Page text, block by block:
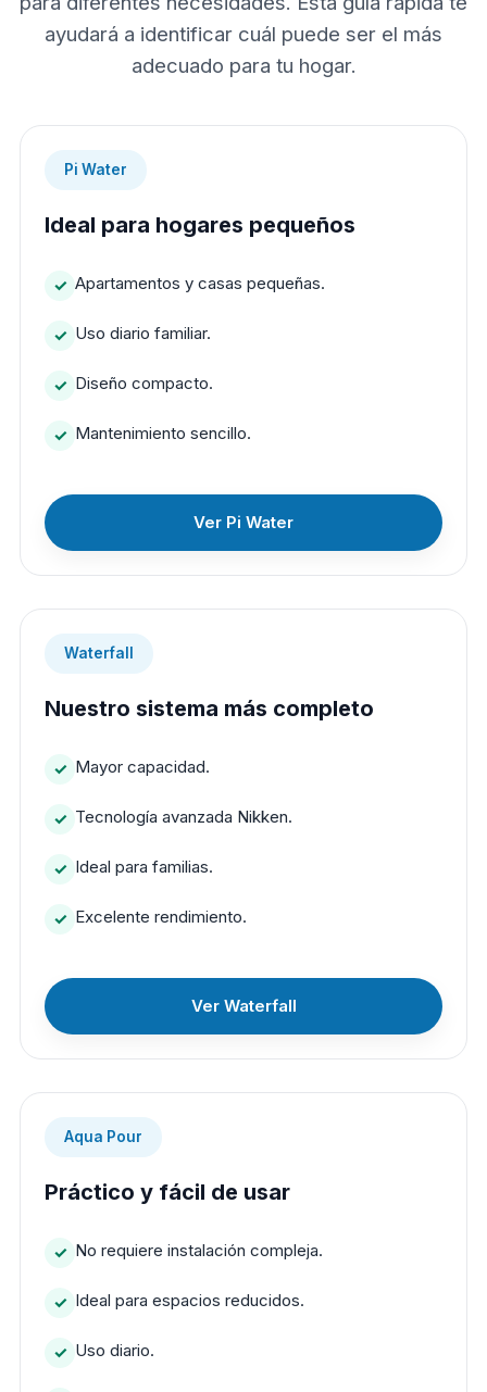
ayudará a identificar cuál puede ser el más
adecuado para tu hogar.
Pi Water
Ideal para hogares pequeños
Apartamentos y casas pequeñas.
Uso diario familiar.
Diseño compacto.
Mantenimiento sencillo.
Ver Pi Water
Waterfall
Nuestro sistema más completo
Mayor capacidad.
Tecnología avanzada Nikken.
Ideal para familias.
Excelente rendimiento.
Ver Waterfall
Aqua Pour
Práctico y fácil de usar
No requiere instalación compleja.
Ideal para espacios reducidos.
Uso diario.